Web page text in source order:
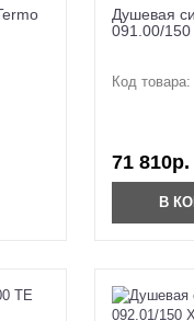
Душевая
091.00/150
Код товара:
71 810р.
В